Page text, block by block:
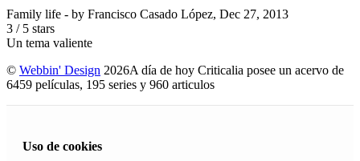
Family life - by Francisco Casado López, Dec 27, 2013
3 / 5 stars
Un tema valiente
© Webbin' Design 2026A día de hoy Criticalia posee un acervo de
6459 películas, 195 series y 960 articulos
Uso de cookies